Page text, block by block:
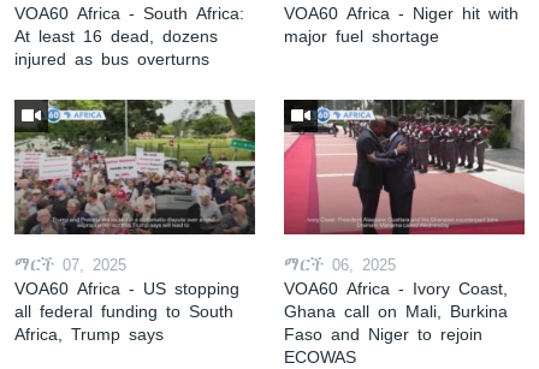
VOA60 Africa - South Africa:
At least 16 dead, dozens
injured as bus overturns
VOA60 Africa - Niger hit with
major fuel shortage
ማርች 07, 2025
VOA60 Africa - US stopping
all federal funding to South
Africa, Trump says
ማርች 06, 2025
VOA60 Africa - Ivory Coast,
Ghana call on Mali, Burkina
Faso and Niger to rejoin
ECOWAS